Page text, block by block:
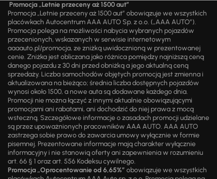
Promocja „Letnie przeceny aż 1500 aut”
Promocja „Letnie przeceny aż 1500 aut” obowiązuje we wszystkich
placówkach Autocentrum AAA AUTO Sp. z o.o. („AAA AUTO”).
Promocja polega na możliwości nabycia wybranych pojazdów
przecenionych, wskazanych w serwisie internetowym
aaaauto.pl/promocja, ze zniżką uwidocznioną w prezentowanej
cenie. Zniżka jest obliczana jako różnica pomiędzy najniższą ceną
danego pojazdu z 30 dni przed obniżką a jego aktualną ceną
sprzedaży. Liczba samochodów objętych promocją jest zmienna i
aktualizowana na bieżąco; średnia liczba dostępnych pojazdów
wynosi około 1500, a nowe auta są dodawane każdego dnia.
Promocji nie można łączyć z innymi aktualnie obowiązującymi
promocjami ani rabatami, ani dochodzić do niej prawa z mocą
wsteczną. Szczegółowe informacje o zasadach promocji udzielane
są przez upoważnionych pracowników AAA AUTO. AAA AUTO
zastrzega sobie prawo do zawarcia umowy wyłącznie w formie
pisemnej. Prezentowane informacje mają charakter wyłącznie
informacyjny i nie stanowią oferty ani zapewnienia w rozumieniu
art. 66 § 1 oraz art. 556 Kodeksu cywilnego.
Promocja „Oprocentowanie od 6,65%” obowiązuje we wszystkich